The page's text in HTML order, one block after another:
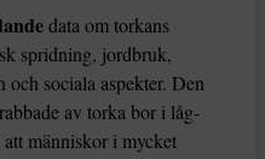
data om torkans
spridning, jordbruk,
sociala aspekter. Den
av torka bor i låg-
människor i mycket